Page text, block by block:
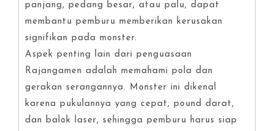
panjang, pedang besar, atau palu, dapat
membantu pemburu memberikan kerusakan
signifikan pada monster.
Aspek penting lain dari penguasaan
Rajangamen adalah memahami pola dan
gerakan serangannya. Monster ini dikenal
karena pukulannya yang cepat, pound darat,
dan balok laser, sehingga pemburu harus siap